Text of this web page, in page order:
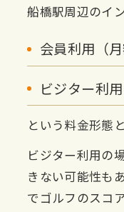
船橋駅周辺のイ
会員利用（
ビジター利
という料金形態
ビジター利用の
きない可能性も
でゴルフのスコ